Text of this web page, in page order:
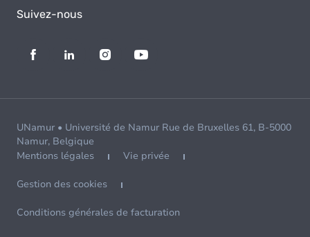
Suivez-nous
UNamur • Université de Namur Rue de Bruxelles 61, B-5000
Namur, Belgique
Mentions légales
Vie privée
Gestion des cookies
Conditions générales de facturation